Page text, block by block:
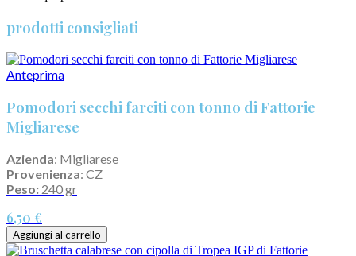
prodotti consigliati
Anteprima
Pomodori secchi farciti con tonno di Fattorie
Migliarese
Azienda: Migliarese
Provenienza: CZ
Peso: 240 gr
6,50 €
Aggiungi al carrello